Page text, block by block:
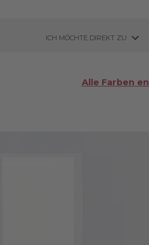
ICH MÖCHTE DIREKT ZU
Alle Farben